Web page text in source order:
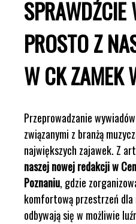
PROSTO Z
W CK ZAMEK
Przeprowadzanie
związanymi z branżą
największych zajawek. Z
naszej nowej redakcji w
Poznaniu, gdzie
komfortową przestrzeń dla
odbywają się w możliwie